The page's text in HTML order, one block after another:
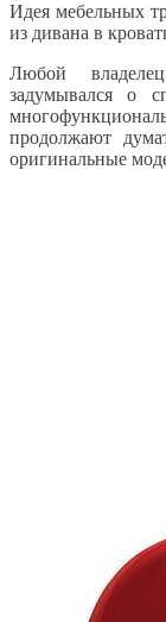
Идея мебельных
из дивана в
Любой
задумывался о
продолжают
оригинальные